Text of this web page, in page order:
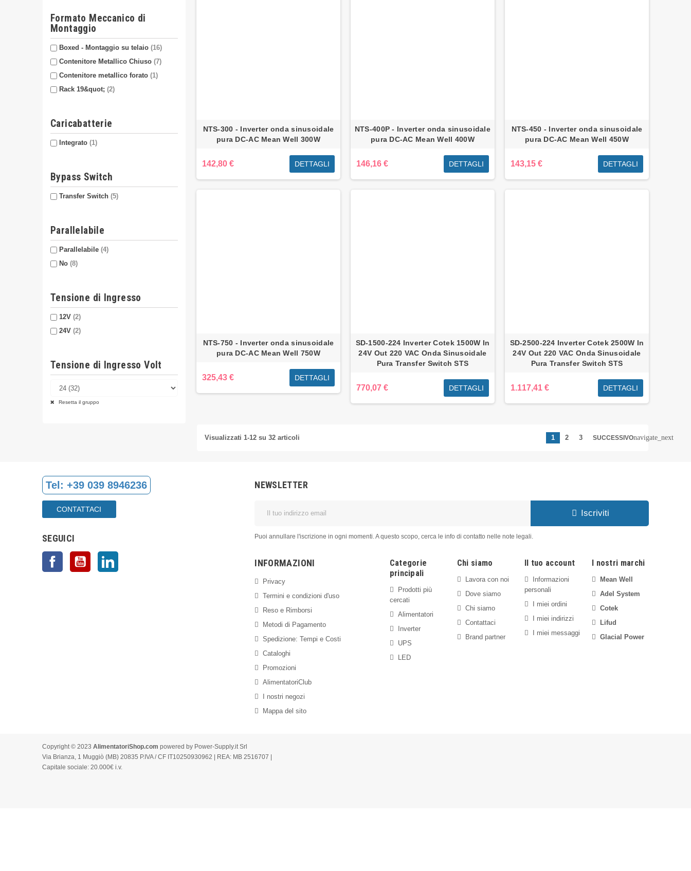
Formato Meccanico di
Montaggio
Boxed - Montaggio su telaio (16)
Contenitore Metallico Chiuso (7)
Contenitore metallico forato (1)
Rack 19&quot; (2)
Caricabatterie
Integrato (1)
Bypass Switch
Transfer Switch (5)
Parallelabile
Parallelabile (4)
No (8)
Tensione di Ingresso
12V (2)
24V (2)
Tensione di Ingresso Volt
Resetta il gruppo
NTS-300 - Inverter onda sinusoidale
pura DC-AC Mean Well 300W
142,80 € DETTAGLI
NTS-400P - Inverter onda sinusoidale
pura DC-AC Mean Well 400W
146,16 € DETTAGLI
NTS-450 - Inverter onda sinusoidale
pura DC-AC Mean Well 450W
143,15 € DETTAGLI
NTS-750 - Inverter onda sinusoidale
pura DC-AC Mean Well 750W
325,43 € DETTAGLI
SD-1500-224 Inverter Cotek 1500W In
24V Out 220 VAC Onda Sinusoidale
Pura Transfer Switch STS
770,07 € DETTAGLI
SD-2500-224 Inverter Cotek 2500W In
24V Out 220 VAC Onda Sinusoidale
Pura Transfer Switch STS
1.117,41 € DETTAGLI
Visualizzati 1-12 su 32 articoli 1 2 3 SUCCESSIVOnavigate_next
Tel: +39 039 8946236
CONTATTACI
SEGUICI
Facebook YouTube
NEWSLETTER
Iscriviti
Puoi annullare l'iscrizione in ogni momenti. A questo scopo, cerca le info di contatto nelle note legali.
INFORMAZIONI
Privacy
Termini e condizioni d'uso
Reso e Rimborsi
Metodi di Pagamento
Spedizione: Tempi e Costi
Cataloghi
Promozioni
AlimentatoriClub
I nostri negozi
Mappa del sito
Categorie
principali
Prodotti più
cercati
Alimentatori
Inverter
UPS
LED
Chi siamo
Lavora con noi
Dove siamo
Chi siamo
Contattaci
Brand partner
Il tuo account
Informazioni
personali
I miei ordini
I miei indirizzi
I miei messaggi
I nostri marchi
Mean Well
Adel System
Cotek
Lifud
Glacial Power
Copyright © 2023 AlimentatoriShop.com powered by Power-Supply.it Srl
Via Brianza, 1 Muggiò (MB) 20835 P.IVA / CF IT10250930962 | REA: MB 2516707 |
Capitale sociale: 20.000€ i.v.